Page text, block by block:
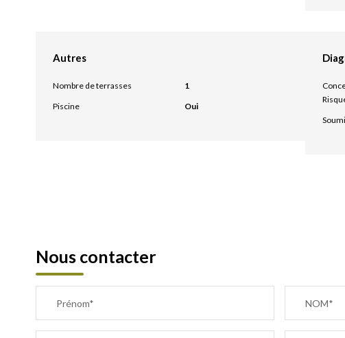
Autres
Nombre de terrasses
1
Piscine
Oui
Nous contacter
Prénom* NOM*